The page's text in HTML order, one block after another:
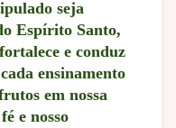
seja
Espírito Santo,
e conduz
ensinamento
em nossa
e nosso